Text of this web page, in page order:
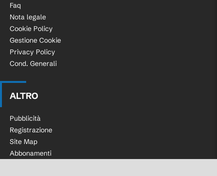
Faq
Nota legale
Cookie Policy
Gestione Cookie
Privacy Policy
Cond. Generali
ALTRO
Pubblicità
Registrazione
Site Map
Abbonamenti